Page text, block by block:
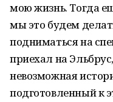
мою жизнь. Тогда
мы это будем
подниматься на
приехал на
невозможная
подготовленный к